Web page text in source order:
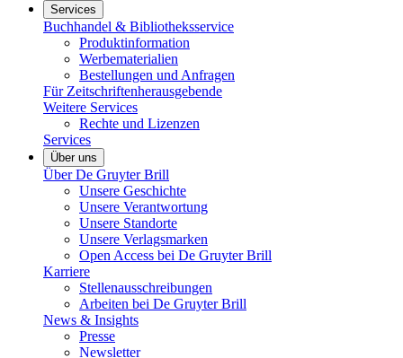
Services
Buchhandel & Bibliotheksservice
Produktinformation
Werbematerialien
Bestellungen und Anfragen
Für Zeitschriftenherausgebende
Weitere Services
Rechte und Lizenzen
Services
Über uns
Über De Gruyter Brill
Unsere Geschichte
Unsere Verantwortung
Unsere Standorte
Unsere Verlagsmarken
Open Access bei De Gruyter Brill
Karriere
Stellenausschreibungen
Arbeiten bei De Gruyter Brill
News & Insights
Presse
Newsletter